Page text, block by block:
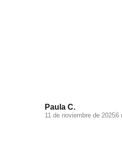
Paula C.
11 de noviembre de 20256